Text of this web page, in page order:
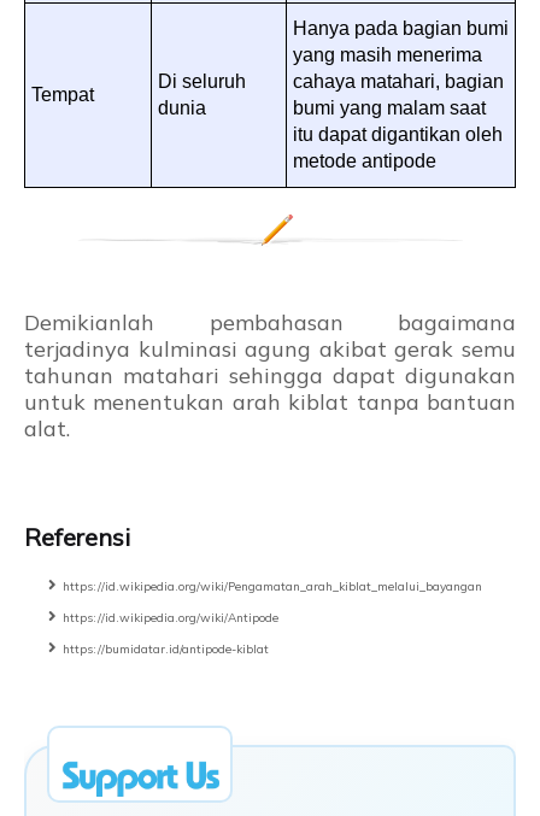
Tempat
Di seluruh
dunia
Hanya pada bagian bumi
yang masih menerima
cahaya matahari, bagian
bumi yang malam saat
itu dapat digantikan oleh
metode antipode
Demikianlah pembahasan bagaimana
terjadinya kulminasi agung akibat gerak semu
tahunan matahari sehingga dapat digunakan
untuk menentukan arah kiblat tanpa bantuan
alat.
Referensi
https://id.wikipedia.org/wiki/Pengamatan_arah_kiblat_melalui_bayangan
https://id.wikipedia.org/wiki/Antipode
https://bumidatar.id/antipode-kiblat